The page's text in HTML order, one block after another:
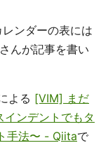
ンダーの表には
さんが記事を書い
よる [VIM] まだ
ンデントでもタ
手法〜 - Qiitaで